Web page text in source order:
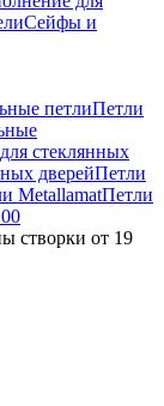
Сейфы и
петлиПетли
стеклянных
дверейПетли
MetallamatПетли
створки от 19